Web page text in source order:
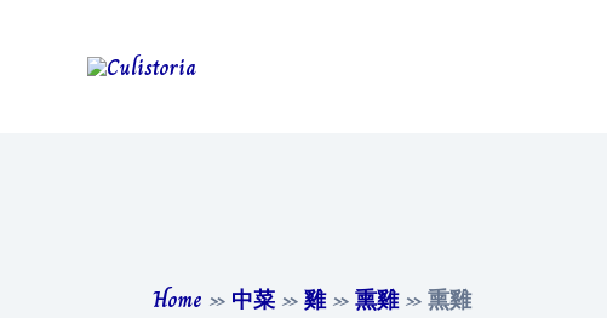
Home » 中菜 »雞»熏雞»熏雞